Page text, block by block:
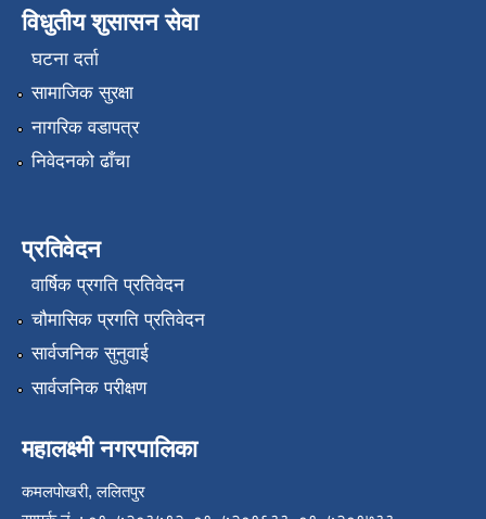
विधुतीय शुसासन सेवा
घटना दर्ता
सामाजिक सुरक्षा
नागरिक वडापत्र
निवेदनको ढाँचा
प्रतिवेदन
वार्षिक प्रगति प्रतिवेदन
चौमासिक प्रगति प्रतिवेदन
सार्वजनिक सुनुवाई
सार्वजनिक परीक्षण
महालक्ष्मी नगरपालिका
कमलपोखरी, ललितपुर